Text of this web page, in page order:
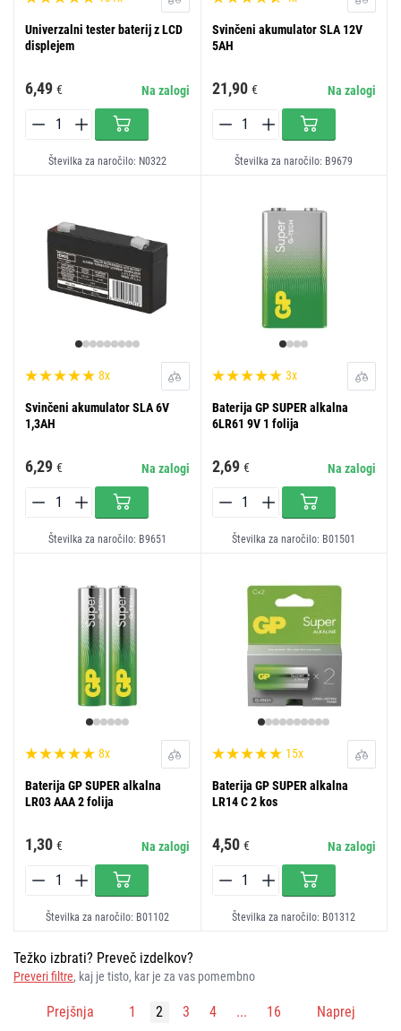
Univerzalni tester baterij z LCD
displejem
6,49 € Na zalogi
Številka za naročilo: N0322
Svinčeni akumulator SLA 12V
5AH
21,90 € Na zalogi
Številka za naročilo: B9679
8x
Svinčeni akumulator SLA 6V
1,3AH
6,29 € Na zalogi
Številka za naročilo: B9651
3x
Baterija GP SUPER alkalna
6LR61 9V 1 folija
2,69 € Na zalogi
Številka za naročilo: B01501
8x
Baterija GP SUPER alkalna
LR03 AAA 2 folija
1,30 € Na zalogi
Številka za naročilo: B01102
15x
Baterija GP SUPER alkalna
LR14 C 2 kos
4,50 € Na zalogi
Številka za naročilo: B01312
Težko izbrati? Preveč izdelkov?
Preveri filtre, kaj je tisto, kar je za vas pomembno
Prejšnja 1 2 3 4 ... 16 Naprej